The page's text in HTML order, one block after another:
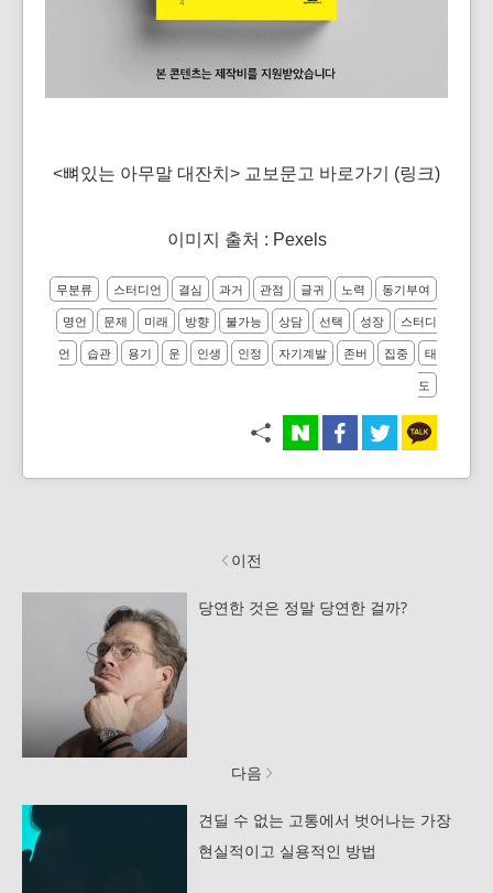
<뼈있는 아무말 대잔치> 교보문고 바로가기 (링크)
이미지 출처 : Pexels
무분류 스터디언 결심 과거 관점 글귀 노력
동기부여
명언
문제 미래 방향 불가능 상담 선택 성장
스터디
언
습관 용기 운 인생 인정 자기계발 존버 집중
태
도
이전
당연한 것은 정말 당연한 걸까?
다음
견딜 수 없는 고통에서 벗어나는 가장
현실적이고 실용적인 방법